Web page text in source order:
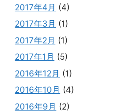
2017年4月 (4)
2017年3月 (1)
2017年2月 (1)
2017年1月 (5)
2016年12月 (1)
2016年10月 (4)
2016年9月 (2)